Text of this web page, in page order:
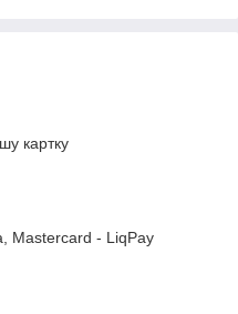
картку
Mastercard - LiqPay